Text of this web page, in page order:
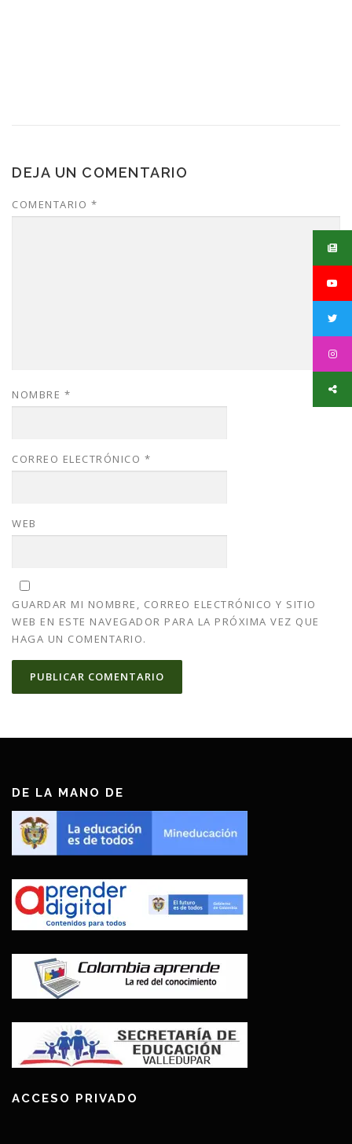
DEJA UN COMENTARIO
COMENTARIO *
NOMBRE *
CORREO ELECTRÓNICO *
WEB
GUARDAR MI NOMBRE, CORREO ELECTRÓNICO Y SITIO
WEB EN ESTE NAVEGADOR PARA LA PRÓXIMA VEZ QUE
HAGA UN COMENTARIO.
DE LA MANO DE
ACCESO PRIVADO